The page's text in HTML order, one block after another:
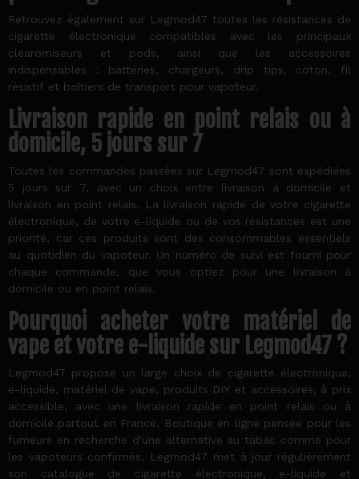
Retrouvez également sur Legmod47 toutes les résistances de
cigarette électronique compatibles avec les principaux
clearomiseurs et pods, ainsi que les accessoires
indispensables : batteries, chargeurs, drip tips, coton, fil
résistif et boîtiers de transport pour vapoteur.
Livraison rapide en point relais ou à
domicile, 5 jours sur 7
Toutes les commandes passées sur Legmod47 sont expédiées
5 jours sur 7, avec un choix entre livraison à domicile et
livraison en point relais. La livraison rapide de votre cigarette
électronique, de votre e-liquide ou de vos résistances est une
priorité, car ces produits sont des consommables essentiels
au quotidien du vapoteur. Un numéro de suivi est fourni pour
chaque commande, que vous optiez pour une livraison à
domicile ou en point relais.
Pourquoi acheter votre matériel de
vape et votre e-liquide sur Legmod47 ?
Legmod47 propose un large choix de cigarette électronique,
e-liquide, matériel de vape, produits DIY et accessoires, à prix
accessible, avec une livraison rapide en point relais ou à
domicile partout en France. Boutique en ligne pensée pour les
fumeurs en recherche d'une alternative au tabac comme pour
les vapoteurs confirmés, Legmod47 met à jour régulièrement
son catalogue de cigarette électronique, e-liquide et